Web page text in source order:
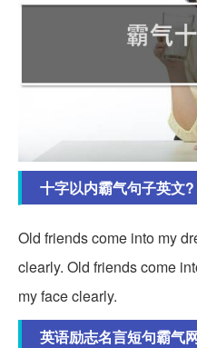
十字以内霸气句子英文?
Old friends come into my
clearly. Old friends come
my face clearly.
英语励志名言短句霸气